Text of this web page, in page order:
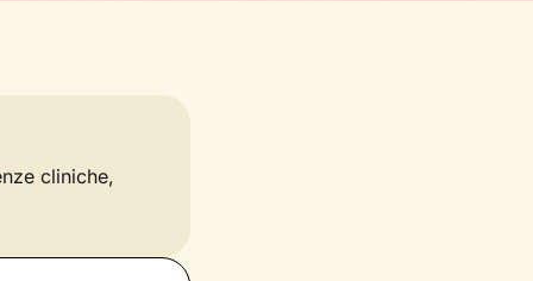
cliniche,